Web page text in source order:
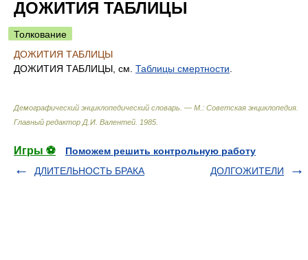
ДОЖИТИЯ ТАБЛИЦЫ
Толкование
ДОЖИТИЯ ТАБЛИЦЫ
ДОЖИТИЯ ТАБЛИЦЫ, см. Таблицы смертности
Демографический энциклопедический словарь. — М.: Советская энциклопедия
Главный редактор Д.И. Валентей 1985
Игры ⚽
Поможем решить контрольную работу
ДЛИТЕЛЬНОСТЬ БРАКА
ДОЛГОЖИТЕЛИ